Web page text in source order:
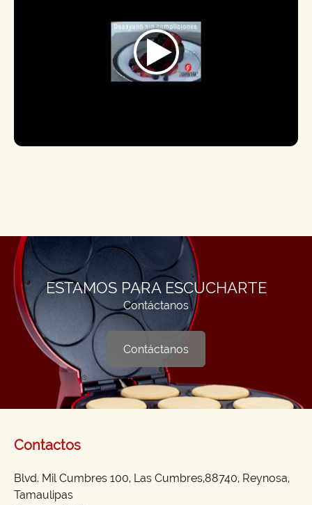
ESTAMOS PARA ESCUCHARTE
Contáctanos
Contáctanos
Contactos
Blvd. Mil Cumbres 100, Las Cumbres,88740, Reynosa,
Tamaulipas